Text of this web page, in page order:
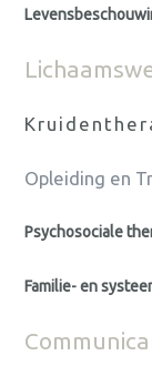
Opleiding en
Psychosociale
Familie- en